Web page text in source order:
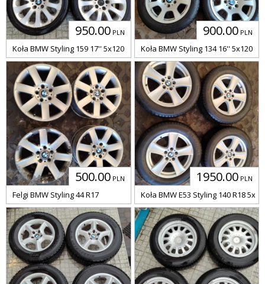
950.00 PLN
Koła BMW Styling 159 17'' 5x120
900.00 PLN
Koła BMW Styling 134 16'' 5x120
500.00 PLN
Felgi BMW Styling 44 R17
1950.00 PLN
Koła BMW E53 Styling 140 R18